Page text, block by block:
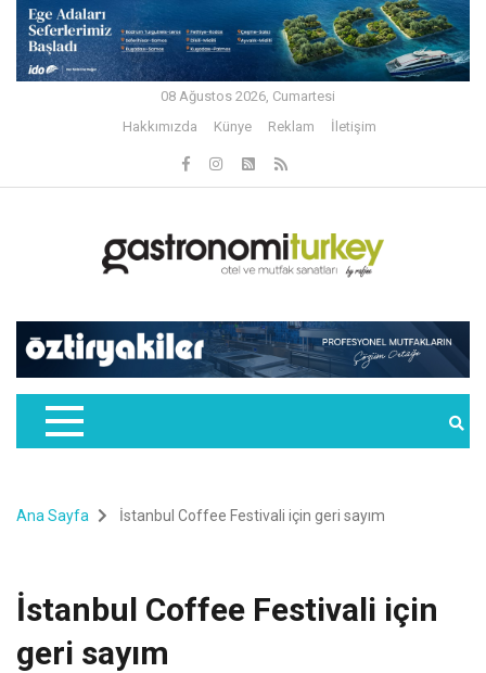
08 Ağustos 2026, Cumartesi
Hakkımızda
Künye Reklam İletişim
Ana Sayfa İstanbul Coffee Festivali için geri sayım
İstanbul Coffee Festivali için
geri sayım